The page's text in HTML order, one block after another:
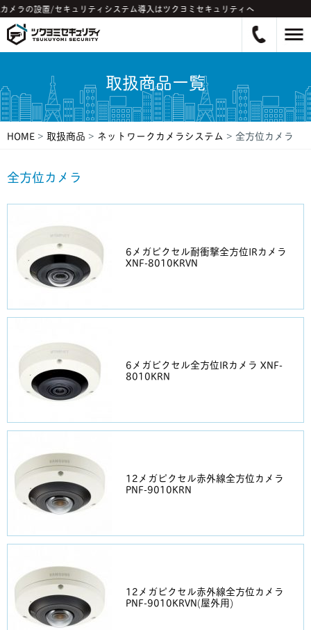
メラの設置/セキュリティシステム導入はツクヨミセキュリティへ
取扱商品一覧
HOME > 取扱商品 > ネットワークカメラシステム > 全方位カメラ
全方位カメラ
6メガピクセル耐衝撃全方位IRカメラ
XNF-8010KRVN
6メガピクセル全方位IRカメラ XNF-
8010KRN
12メガピクセル赤外線全方位カメラ
PNF-9010KRN
12メガピクセル赤外線全方位カメラ
PNF-9010KRVN(屋外用)